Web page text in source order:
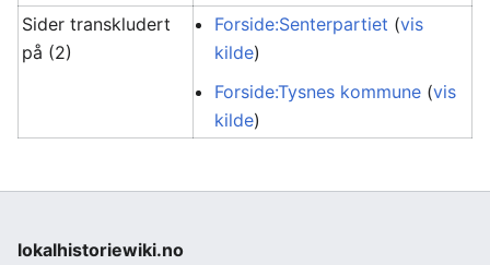
Sider transkludert
på (2)
Forside:Senterpartiet (vis
kilde)
Forside:Tysnes kommune (vis
kilde)
lokalhistoriewiki.no